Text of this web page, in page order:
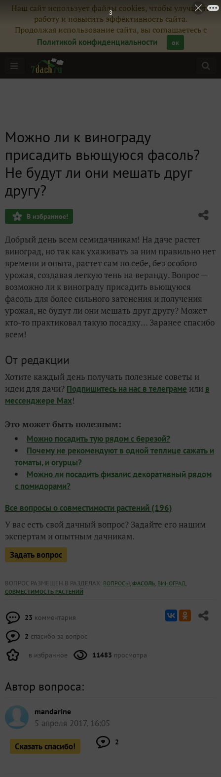
Наш сайт использует файлы cookies, чтобы улучшить
работу и повысить эффективность сайта.
Продолжая использование сайта, вы соглашаетесь с
Политикой конфиденциальности
ок
Можно ли к винограду
присадить вьющуюся фасоль?
Не будут ли они мешать друг
другу?
В избранное!
Добрый день всем семидачникам! На даче растет
виноград, но так как ухаживать за ним правильно нет
времени и опыта, растет сам по себе, без особого
урожая, создавая легкую тень на веранду. Вопрос —
возможно ли к винограду присадить вьющуюся
фасоль для более сильного затенения и получения
урожая, не будут ли они мешать друг другу? Может
кто-то практиковал такую посадку… Заранее спасибо
всем!
От редакции
Хотите каждый день получать полезные советы и
идеи для дачи? Подпишитесь на нас в телеграме или в
мессенджере Max!
Это может быть полезным:
Можно посадить тую рядом с березой?
Почему не рекомендуют в одной теплице сажать и
томаты, и огурцы?
Можно ли посадить физалис декоративный рядом
с помидорами?
Все вопросы о совместимости растений (196)
У вас есть свой дачный вопрос? Задайте его нашим
экспертам и опытным дачникам.
Задать вопрос
ВОПРОС РАЗМЕЩЕН В РАЗДЕЛАХ: ВОПРОСЫ, ФАСОЛЬ, ВИНОГРАД,
СОВМЕСТИМОСТЬ РАСТЕНИЙ
23 комментария
2 спасибо за вопрос
в избранное 11483 просмотра
Автор вопроса:
mandarine
5 апреля 2017, 16:05
Сказать спасибо! 2
2